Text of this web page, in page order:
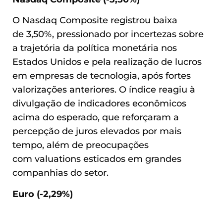
O Nasdaq Composite registrou baixa
de 3,50%, pressionado por incertezas sobre
a trajetória da política monetária nos
Estados Unidos e pela realização de lucros
em empresas de tecnologia, após fortes
valorizações anteriores. O índice reagiu à
divulgação de indicadores econômicos
acima do esperado, que reforçaram a
percepção de juros elevados por mais
tempo, além de preocupações
com valuations esticados em grandes
companhias do setor.
Euro (-2,29%)